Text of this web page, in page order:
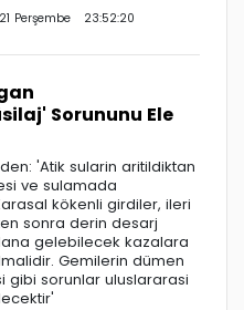
Perşembe 23:52:20
Sorununu Ele
'Atik sularin aritildiktan
ve sulamada
kökenli girdiler, ileri
sonra derin desarj
gelebilecek kazalara
Gemilerin dümen
gibi sorunlar uluslararasi